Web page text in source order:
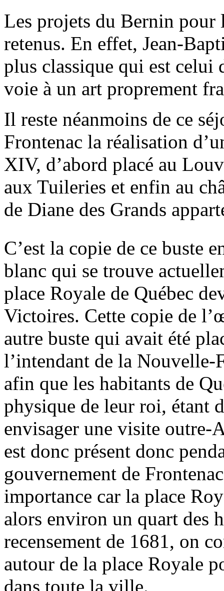
Les projets du Bernin pour
retenus. En effet, Jean-
plus classique qui est celui
voie à un art proprement
Il reste néanmoins de ce
Frontenac la réalisation
XIV, d’abord placé au
aux Tuileries et enfin au
de Diane des Grands
C’est la copie de ce buste
blanc qui se trouve
place Royale de Québec
Victoires. Cette copie de
autre buste qui avait été
l’intendant de la Nouvelle-
afin que les habitants de
physique de leur roi, étant
envisager une visite
est donc présent donc
gouvernement de
importance car la place
alors environ un quart des
recensement de 1681, on
autour de la place Royale
dans toute la ville.